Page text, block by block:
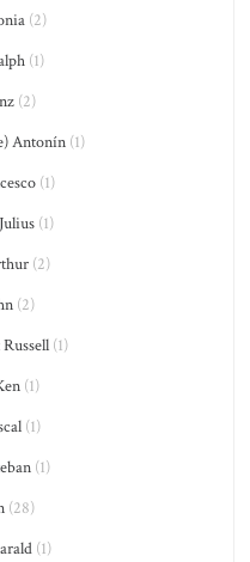
(2)
(1)
(2)
Antonín (1)
(1)
(1)
(2)
(2)
(1)
(1)
(1)
(1)
(28)
(1)